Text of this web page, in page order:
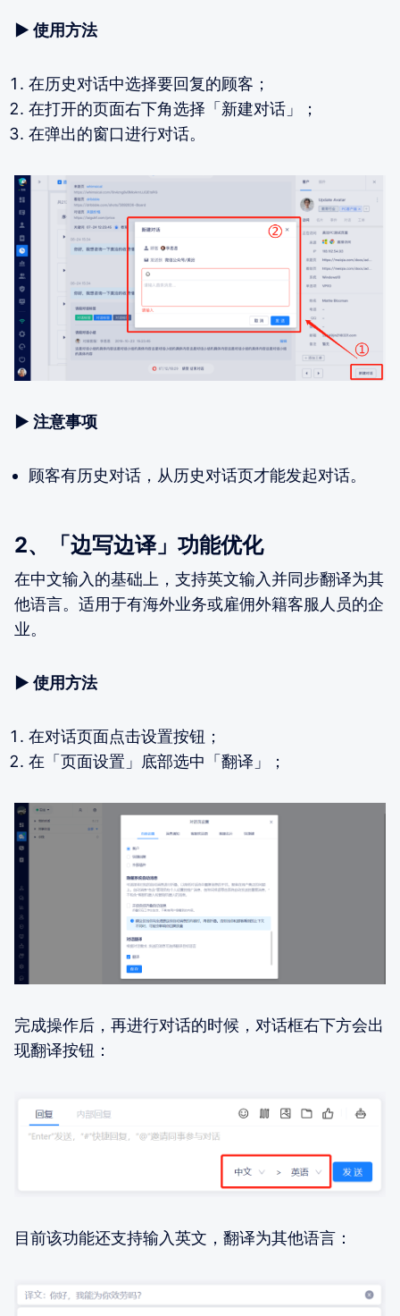
▶ 使用方法
在历史对话中选择要回复的顾客；
在打开的页面右下角选择「新建对话」；
在弹出的窗口进行对话。
▶ 注意事项
顾客有历史对话，从历史对话页才能发起对话。
2、「边写边译」功能优化
在中文输入的基础上，支持英文输入并同步翻译为其
他语言。适用于有海外业务或雇佣外籍客服人员的企
业。
▶ 使用方法
在对话页面点击设置按钮；
在「页面设置」底部选中「翻译」；
完成操作后，再进行对话的时候，对话框右下方会出
现翻译按钮：
目前该功能还支持输入英文，翻译为其他语言：